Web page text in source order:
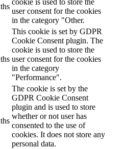
cookie is used to store the
user consent for the cookies
in the category "Other.
This cookie is set by GDPR
Cookie Consent plugin. The
cookie is used to store the
user consent for the cookies
in the category
"Performance".
The cookie is set by the
GDPR Cookie Consent
plugin and is used to store
whether or not user has
consented to the use of
cookies. It does not store any
personal data.